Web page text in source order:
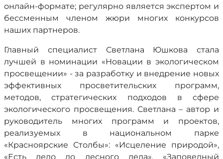
онлайн-формате; регулярно является экспертом и
бессменным членом жюри многих конкурсов
наших партнеров.
Главный специалист Светлана Юшкова стала
лучшей в номинации «Новации в экологическом
просвещении» - за разработку и внедрение новых
эффективных просветительских программ,
методов, стратегических подходов в сфере
экологического просвещения. Светлана – автор и
руководитель многих программ и проектов,
реализуемых в национальном парке
«Красноярские Столбы»: «Исцеление природой»,
«Есть дело до лесного дела», «Заповедный